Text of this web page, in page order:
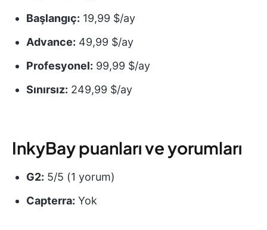
Başlangıç: 19,99 $/ay
Advance: 49,99 $/ay
Profesyonel: 99,99 $/ay
Sınırsız: 249,99 $/ay
InkyBay puanları ve yorumları
G2: 5/5 (1 yorum)
Capterra: Yok